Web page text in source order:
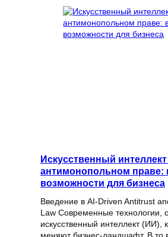
Искусственный
антимонопольном
возможности для бизнеса
Введение в AI-Driven Antitrust
Law Современные технологии,
искусственный интеллект (ИИ),